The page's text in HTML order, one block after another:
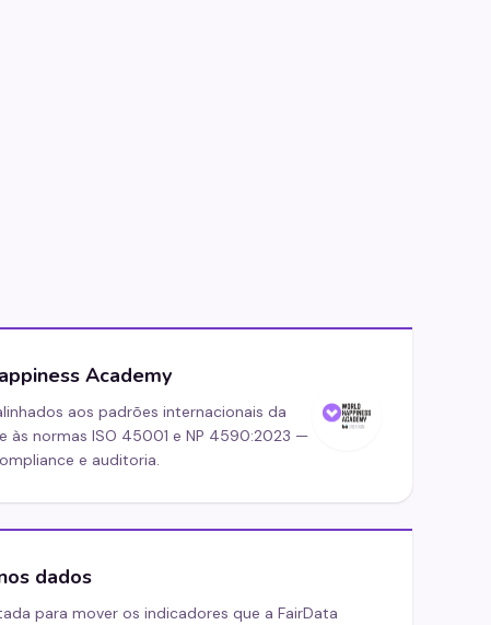
Academy
aos padrões internacionais da
às normas ISO 45001 e NP 4590:2023 —
e auditoria.
dados
para mover os indicadores que a FairData